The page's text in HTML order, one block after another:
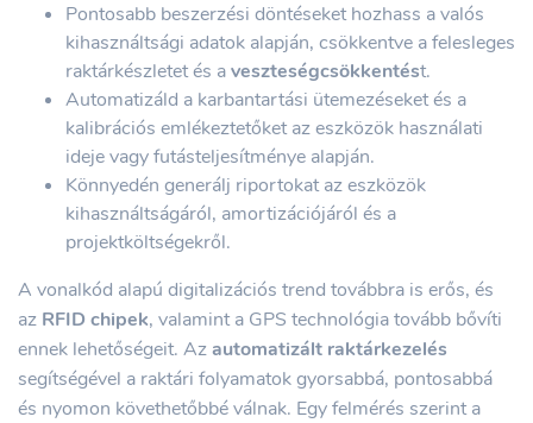
Pontosabb beszerzési döntéseket hozhass a valós
kihasználtsági adatok alapján, csökkentve a felesleges
raktárkészletet és aveszteségcsökkentést.
Automatizáld a karbantartási ütemezéseket és a
kalibrációs emlékeztetőket az eszközök használati
ideje vagy futásteljesítménye alapján.
Könnyedén generálj riportokat az eszközök
kihasználtságáról, amortizációjáról és a
projektköltségekről.
A vonalkód alapú digitalizációs trend továbbra is erős, és
az RFID chipek, valamint a GPS technológia tovább bővíti
ennek lehetőségeit. Azautomatizált raktárkezelés
segítségével a raktári folyamatok gyorsabbá, pontosabbá
és nyomon követhetőbbé válnak. Egy felmérés szerint a